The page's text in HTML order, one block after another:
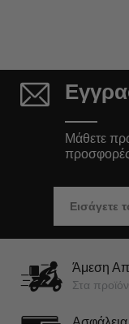
Μάθετε
Άμεση
Στα